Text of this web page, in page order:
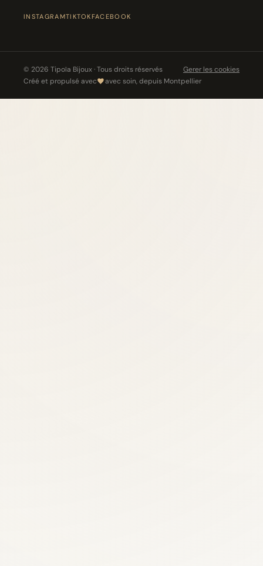
INSTAGRAMTIKTOKFACEBOOK
© 2026 Tipoïa Bijoux · Tous droits réservés
Gerer les cookies
Créé et propulsé avec
avec soin, depuis Montpellier